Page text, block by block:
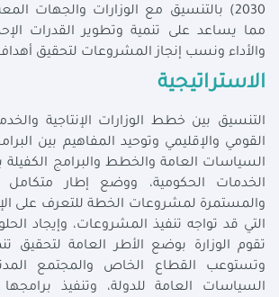
2030) بالتنسيق مع الوزارات والجهات
مما يساعد على تنمية وتطوير القدرات
والأداء ونسب إنجاز المشروعات لتحقيق
الاستراتيجية
التنسيق بين خطط الوزارات الإنتاجية
القومي والإقليمي وتوحيد المفاهيم بين
السياسات العامة والخطط والبرامج الكفيلة
الخدمات الحكومية، ووضع إطار متكامل
والمستمرة لمشروعات الخطة للتعرف على
التي قد تواجه تنفيذ المشروعات، وإيجاد
تقوم الوزارة بوضع الأطر العامة لتحقيق
وتستوعب القطاع الخاص والمجتمع
السياسات العامة للدولة، وتنفيذ